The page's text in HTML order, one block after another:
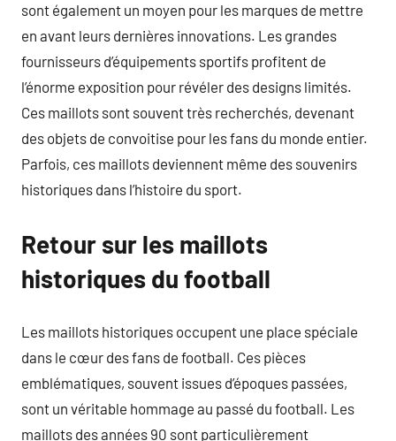
sont également un moyen pour les marques de mettre
en avant leurs dernières innovations. Les grandes
fournisseurs d’équipements sportifs profitent de
l’énorme exposition pour révéler des designs limités.
Ces maillots sont souvent très recherchés, devenant
des objets de convoitise pour les fans du monde entier.
Parfois, ces maillots deviennent même des souvenirs
historiques dans l’histoire du sport.
Retour sur les maillots
historiques du football
Les maillots historiques occupent une place spéciale
dans le cœur des fans de football. Ces pièces
emblématiques, souvent issues d’époques passées,
sont un véritable hommage au passé du football. Les
maillots des années 90 sont particulièrement